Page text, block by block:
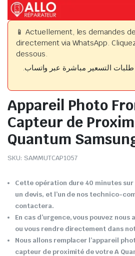
📱 Actuellement, les demandes
directement via WhatsApp.
dessous.
طلبات التسعير مباشرة عبر واتساب.
Appareil Photo
Capteur de
Quantum
SKU: SAMMUTCAP1057
Cette opération dure 40 minutes
un devis, et l’un de nos technico-
contactera.
En cas d’urgence, vous pouvez
ou vous rendre directement dans
Nous allons remplacer l’appareil
capteur de proximité de votre A